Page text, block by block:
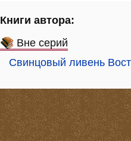
Книги автора:
Вне серий
Свинцовый ливень